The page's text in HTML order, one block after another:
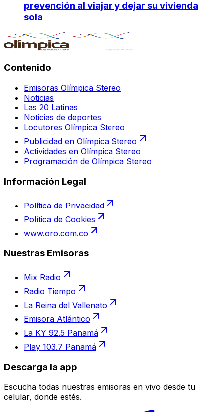
prevención al viajar y dejar su vivienda
sola
Contenido
Emisoras Olímpica Stereo
Noticias
Las 20 Latinas
Noticias de deportes
Locutores Olímpica Stereo
Publicidad en Olímpica Stereo
Actividades en Olímpica Stereo
Programación de Olímpica Stereo
Información Legal
Política de Privacidad
Política de Cookies
www.oro.com.co
Nuestras Emisoras
Mix Radio
Radio Tiempo
La Reina del Vallenato
Emisora Atlántico
La KY 92.5 Panamá
Play 103.7 Panamá
Descarga la app
Escucha todas nuestras emisoras en vivo desde tu
celular, donde estés.